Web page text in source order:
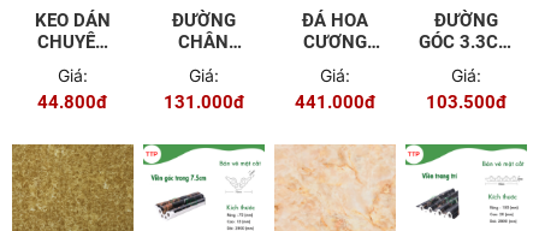
KEO DÁN
CHUYÊN
Giá:
44.800đ
ĐƯỜNG
CHÂN
CM TGL -
7915
Giá:
131.000đ
ĐÁ HOA
CƯƠNG
9601
Giá:
441.000đ
ĐƯỜNG
GÓC 3.3CM
Giá:
103.500đ